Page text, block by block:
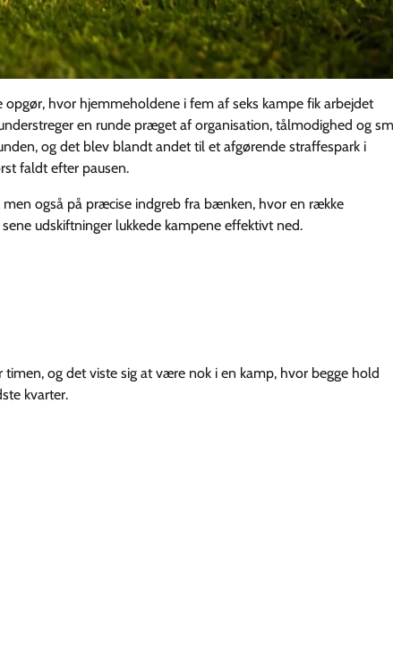
hvor hjemmeholdene i fem af seks kampe fik arbejdet
en runde præget af organisation, tålmodighed og
og det blev blandt andet til et afgørende straffespark i
faldt efter pausen.
også på præcise indgreb fra bænken, hvor en række
udskiftninger lukkede kampene effektivt ned.
og det viste sig at være nok i en kamp, hvor begge hold
kvarter.